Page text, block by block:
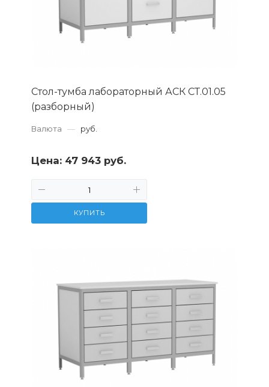
Стол-тумба лабораторный АСК СТ.01.05
(разборный)
Валюта — руб.
Цена: 47 943 руб.
КУПИТЬ